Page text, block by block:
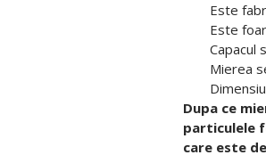
Este
Este
Capacul
Mierea
Dupa ce
particulele
care este